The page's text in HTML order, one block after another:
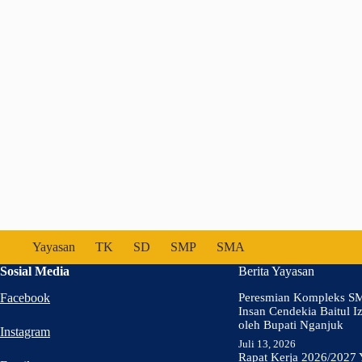
Yayasan TK SD SMP SMA
Sosial Media
Facebook
Instagram
Berita Yayasan
Peresmian Kompleks
Insan Cendekia Baitul
oleh Bupati Nganjuk
Juli 13, 2026
Rapat Kerja 2026/2027